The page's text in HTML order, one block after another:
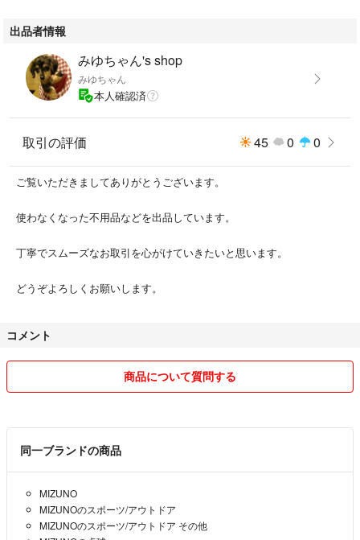
出品者情報
みゆちゃん's shop
みゆちゃん
本人確認済
取引の評価 45 0 0
ご覧いただきましてありがとうございます。
使わなくなった不用品などを出品しています。
丁寧でスムーズなお取引を心がけていきたいと思います。
どうぞよろしくお願いします。
コメント
商品について質問する
同一ブランドの商品
MIZUNO
MIZUNOのスポーツ/アウトドア
MIZUNOのスポーツ/アウトドア その他